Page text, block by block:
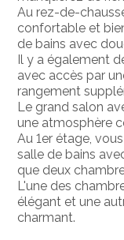
Au rez-de-
confortable et
de bains avec
Il y a également
avec accès par
rangement
Le grand salon
une atmosphère
Au 1er étage,
salle de bains
que deux
L'une des
élégant et une
charmant.